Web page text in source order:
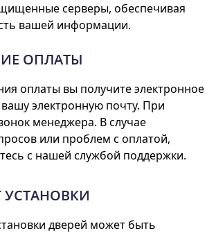
серверы, обеспечивая
вашей информации.
ОПЛАТЫ
оплаты вы получите электронное
электронную почту. При
менеджера. В случае
или проблем с оплатой,
с нашей службой поддержки.
УСТАНОВКИ
дверей может быть